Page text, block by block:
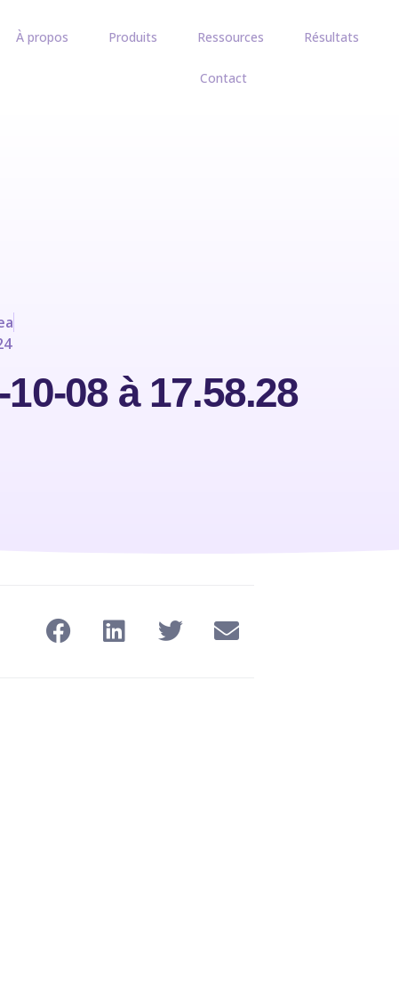
À propos Produits Ressources Résultats
Contact
08 à 17.58.28